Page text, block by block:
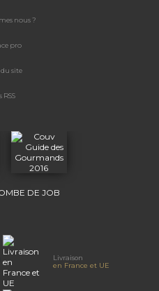
nous ?
pro
site
RSS
Livraison
en France et UE